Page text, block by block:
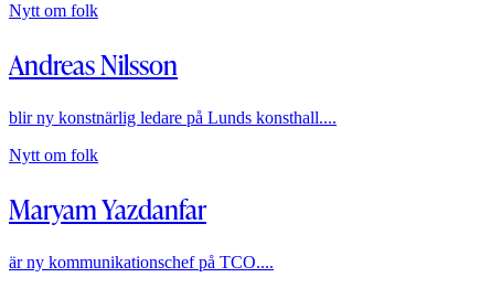
Nytt om folk
Andreas Nilsson
blir ny konstnärlig ledare på Lunds konsthall....
Nytt om folk
Maryam Yazdanfar
är ny kommunikationschef på TCO....